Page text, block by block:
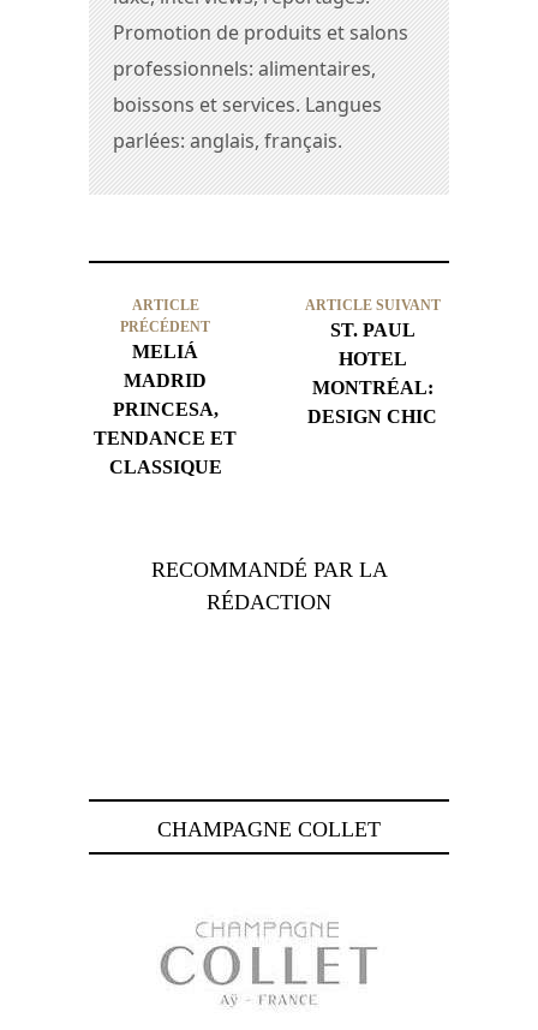
Promotion de produits et salons
professionnels: alimentaires,
boissons et services. Langues
parlées: anglais, français.
ARTICLE
PRÉCÉDENT
MELIÁ
MADRID
PRINCESA,
TENDANCE ET
CLASSIQUE
ARTICLE SUIVANT
ST. PAUL
HOTEL
MONTRÉAL:
DESIGN CHIC
RECOMMANDÉ PAR LA
RÉDACTION
CHAMPAGNE COLLET